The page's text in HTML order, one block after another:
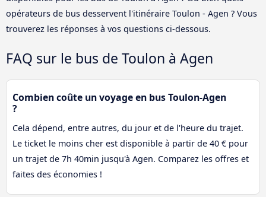
opérateurs de bus desservent l'itinéraire Toulon - Agen ? Vous
trouverez les réponses à vos questions ci-dessous.
FAQ sur le bus de Toulon à Agen
Combien coûte un voyage en bus Toulon-Agen
?
Cela dépend, entre autres, du jour et de l'heure du trajet.
Le ticket le moins cher est disponible à partir de 40 € pour
un trajet de 7h 40min jusqu'à Agen. Comparez les offres et
faites des économies !